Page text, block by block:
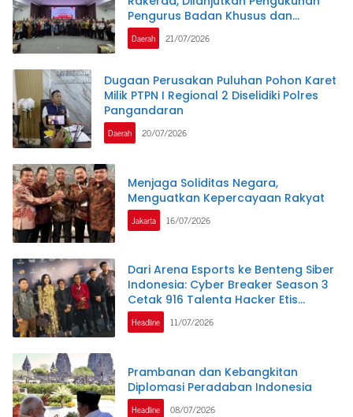
Pengurus Badan Khusus dan
Lembaga Teknis
Daerah 21/07/2026
Dugaan Perusakan Puluhan Pohon Karet
Milik PTPN I Regional 2 Diselidiki Polres
Pangandaran
Daerah 20/07/2026
Menjaga Soliditas Negara,
Menguatkan Kepercayaan Rakyat
Jakarta 16/07/2026
Dari Arena Esports ke Benteng Siber
Indonesia: Cyber Breaker Season 3
Cetak 916 Talenta Hacker Etis
Penjaga Negeri
Headline 11/07/2026
Prambanan dan Kebangkitan
Diplomasi Peradaban Indonesia
Headline 08/07/2026